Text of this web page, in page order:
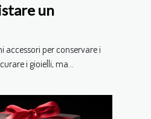
un
accessori per conservare i
i gioielli, ma...